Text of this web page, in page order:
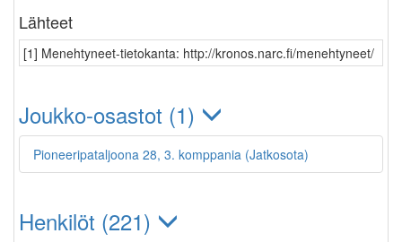
Lähteet
[1] Menehtyneet-tietokanta: http://kronos.narc.fi/menehtyneet/
Joukko-osastot (1)
Pioneeripataljoona 28, 3. komppania (Jatkosota)
Henkilöt (221)